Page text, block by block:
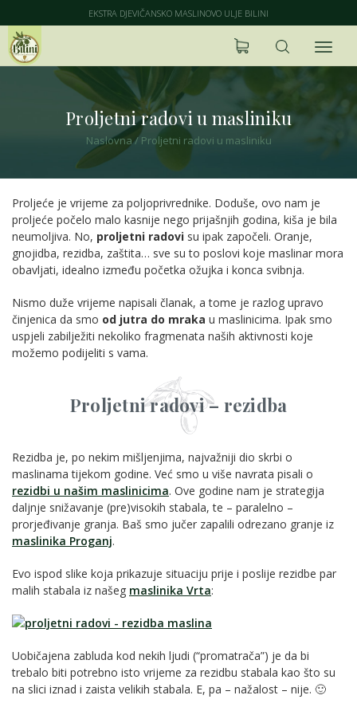
EKSTRA DJEVIČANSKO MASLINOVO ULJE BILINI
Proljetni radovi u masliniku
Naslovna/Proljetni radovi u masliniku
Proljeće je vrijeme za poljoprivrednike. Doduše, ovo nam je
proljeće počelo malo kasnije nego prijašnjih godina, kiša je bila
neumoljiva. No, proljetni radovi su ipak započeli. Oranje,
gnojidba, rezidba, zaštita… sve su to poslovi koje maslinar mora
obavljati, idealno između početka ožujka i konca svibnja.
Nismo duže vrijeme napisali članak, a tome je razlog upravo
činjenica da smo od jutra do mraka u maslinicima. Ipak smo
uspjeli zabilježiti nekoliko fragmenata naših aktivnosti koje
možemo podijeliti s vama.
Proljetni radovi – rezidba
Rezidba je, po nekim mišljenjima, najvažniji dio skrbi o
maslinama tijekom godine. Već smo u više navrata pisali o
rezidbi u našim maslinicima. Ove godine nam je strategija
daljnje snižavanje (pre)visokih stabala, te – paralelno –
prorjeđivanje granja. Baš smo jučer zapalili odrezano granje iz
maslinika Proganj.
Evo ispod slike koja prikazuje situaciju prije i poslije rezidbe par
malih stabala iz našeg maslinika Vrta:
Uobičajena zabluda kod nekih ljudi (“promatrača”) je da bi
trebalo biti potrebno isto vrijeme za rezidbu stabala kao što su
na slici iznad i zaista velikih stabala. E, pa – nažalost – nije. 🙂